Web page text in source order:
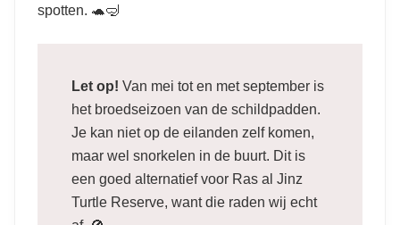
spotten. 🐢🤿
Let op! Van mei tot en met september is
het broedseizoen van de schildpadden.
Je kan niet op de eilanden zelf komen,
maar wel snorkelen in de buurt. Dit is
een goed alternatief voor Ras al Jinz
Turtle Reserve, want die raden wij echt